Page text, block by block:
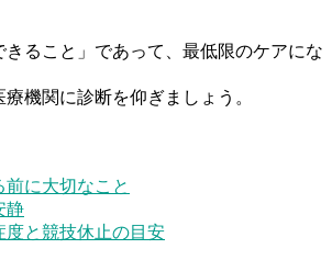
きる こと」であって、最低限のケアにな
療機関に診断を仰ぎましょう。
前に大切なこと
静
度と競技休止の目安